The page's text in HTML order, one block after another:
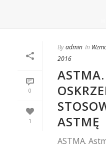
0
1
Byadmin In
2016
ASTMĘ
ASTMA.